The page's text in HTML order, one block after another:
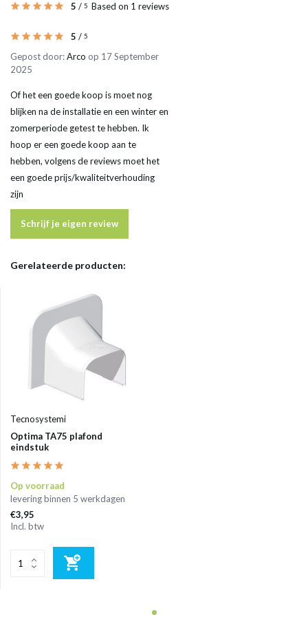
5 / 5 Based on 1 reviews
5 / 5
Gepost door:Arco op 17 September
2025
Of het een goede koop is moet nog
blijken na de installatie en een winter en
zomerperiode getest te hebben. Ik
hoop er een goede koop aan te
hebben, volgens de reviews moet het
een goede prijs/kwaliteitverhouding
zijn
Schrijf je eigen review
Gerelateerde producten:
Tecnosystemi
Optima TA75 plafond
eindstuk
Op voorraad
levering binnen 5 werkdagen
€3,95
Incl. btw